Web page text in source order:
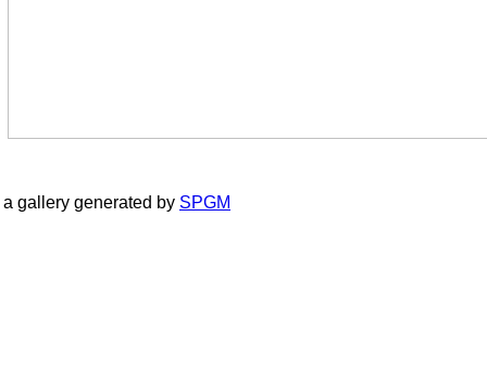
a gallery generated by SPGM